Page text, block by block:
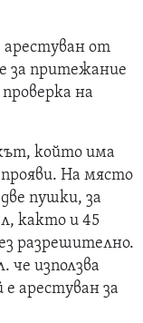
от
за притежание
на
който има
На място
пушки, за
както и 45
разрешително.
че използва
арестуван за